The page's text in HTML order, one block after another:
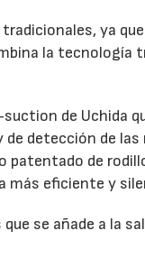
ya
la tecnología
de Uchida
detección de
patentado de
más eficiente y
se añade a la